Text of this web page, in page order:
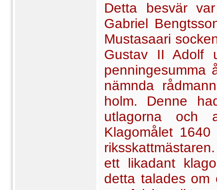
Detta besvär
Gabriel
Mustasaari
Gustav II Adolf
penningesumma
nämnda
holm. Denne
utlagorna och
Klagomålet
ett likadant
detta talades om